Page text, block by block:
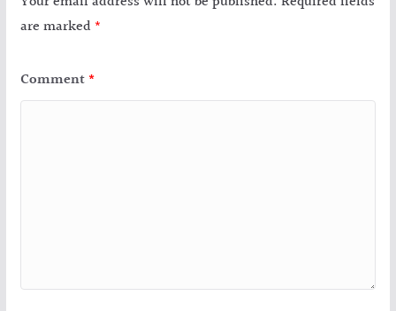
are marked *
Comment *